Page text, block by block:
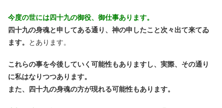
今度の世には四十九の御役、御仕事あります。
四十九の身魂と申してある通り、神の申したこと次々出て来てゐ
ます。
とあります。
これらの事を今後していく可能性もありますし、実際、その通り
に私はなりつつあります。
また、四十九の身魂の方が現れる可能性もあります。